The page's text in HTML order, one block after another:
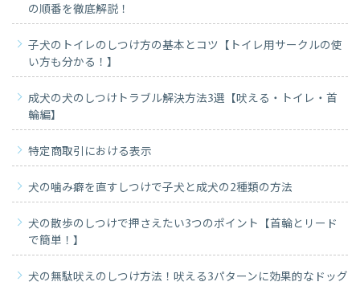
の順番を徹底解説！
子犬のトイレのしつけ方の基本とコツ【トイレ用サークルの使
い方も分かる！】
成犬の犬のしつけトラブル解決方法3選【吠える・トイレ・首
輪編】
特定商取引における表示
犬の噛み癖を直すしつけで子犬と成犬の2種類の方法
犬の散歩のしつけで押さえたい3つのポイント【首輪とリード
で簡単！】
犬の無駄吠えのしつけ方法！吠える3パターンに効果的なドッグ